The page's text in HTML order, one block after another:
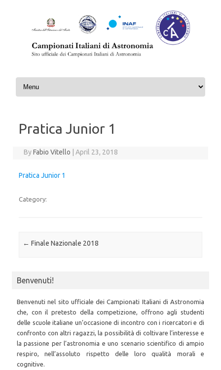
Skip to content
Pratica Junior 1
ByFabio Vitello April 23, 2018
Pratica Junior 1
Category:
Post navigation
← Finale Nazionale 2018
Benvenuti!
Benvenuti nel sito ufficiale dei Campionati Italiani di Astronomia
che, con il pretesto della competizione, offrono agli studenti
delle scuole italiane un’occasione di incontro con i ricercatori e di
confronto con altri ragazzi, la possibilità di coltivare l’interesse e
la passione per l’astronomia e uno scenario scientifico di ampio
respiro, nell’assoluto rispetto delle loro qualità morali e
cognitive.